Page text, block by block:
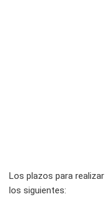
Los plazos para
los siguientes: